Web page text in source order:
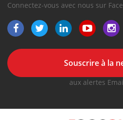
Connectez-vous avec nous sur
Souscrire à la
aux alertes